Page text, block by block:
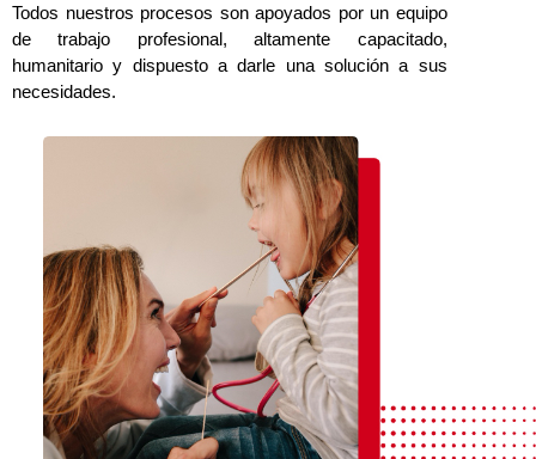
Todos nuestros procesos son apoyados por un equipo
de trabajo profesional, altamente capacitado,
humanitario y dispuesto a darle una solución a sus
necesidades.